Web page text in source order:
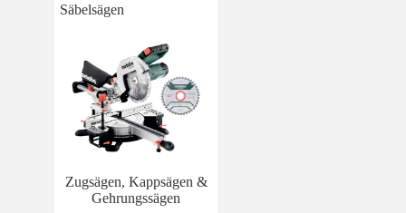
Säbelsägen
Zugsägen, Kappsägen &
Gehrungssägen